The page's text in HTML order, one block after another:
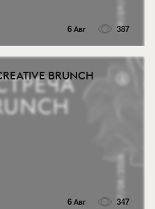
6 Авг 387
BRUNCH
6 Авг 347